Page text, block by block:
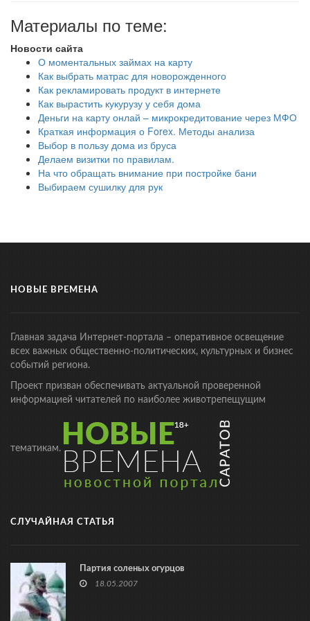
Материалы по теме:
Новости сайта
О моментальных займах на карту
Как выбрать матрас для новорожденного
Как рекламировать продукт в интернете
Как вырастить кукурузу у себя дома
Деньги на карту онлай – микрокредитование через МФО
Краткая информация о Forex. Методы анализа
Выбор в пользу дома из бруса
Делаем визитки по правилам.
На что обращать внимание при постройке бани
Выбираем сушилку для рук
НОВЫЕ ВРЕМЕНА
Главная задача Интернет-портала – оперативное освещение
всех важных общественно-политических, культурных и бизнес
событий региона.
Проект призван обеспечивать актуальной проверенной
информацией читателей по наиболее животрепещущим
тематикам.
СЛУЧАЙНАЯ СТАТЬЯ
Партия соленых огурцов
18.05.2007